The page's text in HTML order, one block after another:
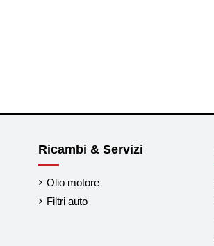
Ricambi & Servizi
Olio motore
Filtri auto